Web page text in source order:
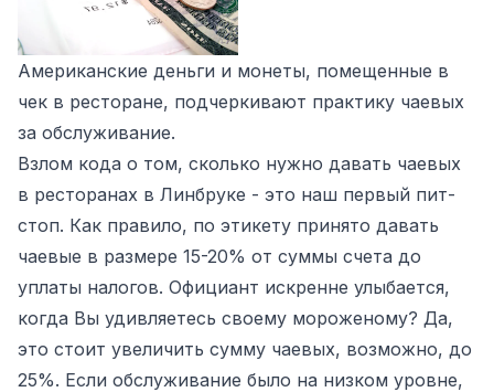
Американские деньги и монеты, помещенные в
чек в ресторане, подчеркивают практику чаевых
за обслуживание.
Взлом кода о том, сколько нужно давать чаевых
в ресторанах в Линбруке - это наш первый пит-
стоп. Как правило, по этикету принято давать
чаевые в размере 15-20% от суммы счета до
уплаты налогов. Официант искренне улыбается,
когда Вы удивляетесь своему мороженому? Да,
это стоит увеличить сумму чаевых, возможно, до
25%. Если обслуживание было на низком уровне,